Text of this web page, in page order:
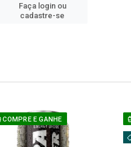
Faça login ou
cadastre-se
COMPRE E GANHE